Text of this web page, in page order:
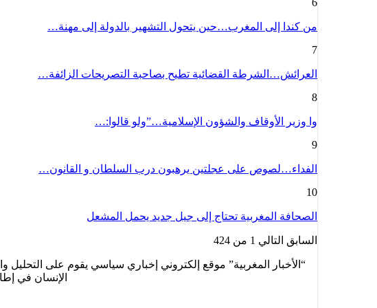
من كندا إلى المغرب…حين يتحول التشهير بالدولة إلى مهنة…
7
العرائش…الشرطة القضائية تطيح بصاحبة التصريحات الزائفة…
8
وا وزير الأوقاف والشؤون الإسلامية…”ولو قالوا:…
9
الفداء…لصوص على عجلتين يرهبون درب السلطان و القانون…
10
الصحافة المغربية تحتاج إلى جيل جديد يحمل المشعل
السابق التالي 1 من 424
“الأخبار المغربية” موقع إلكتروني إخباري سياسي يقوم على التحليل
الإنسان في